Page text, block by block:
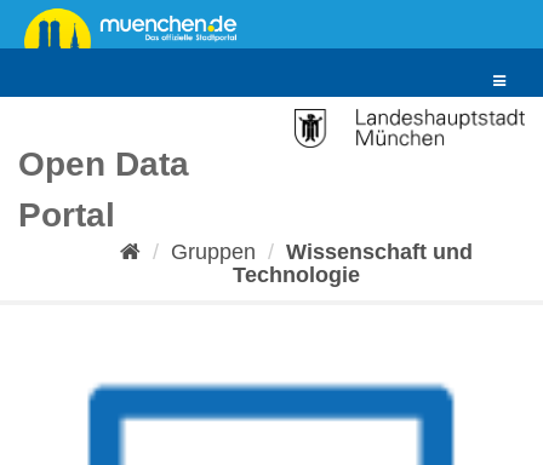
Überspringen
zum
Toggle
Open Data
Portal
Gruppen
Wissenschaft und
Technologie